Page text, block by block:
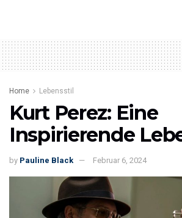
Home Lebensstil
Kurt Perez: Eine
Inspirierende
by Pauline Black Februar 6, 2024